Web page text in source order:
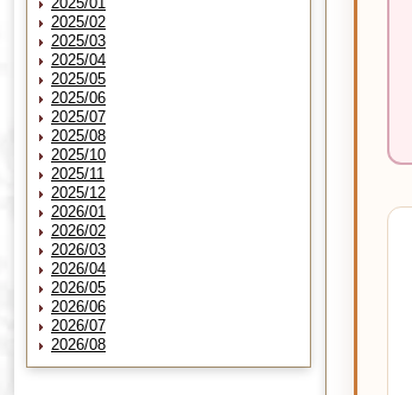
2025/02
2025/03
2025/04
2025/05
2025/06
2025/07
2025/08
2025/10
2025/11
2025/12
2026/01
2026/02
2026/03
2026/04
2026/05
2026/06
2026/07
2026/08